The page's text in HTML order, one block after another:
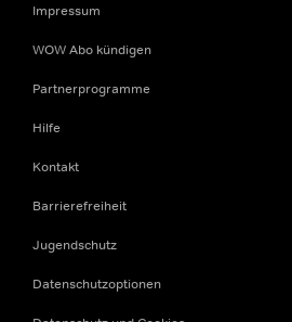
Impressum
WOW Abo kündigen
Partnerprogramme
Hilfe
Kontakt
Barrierefreiheit
Jugendschutz
Datenschutzoptionen